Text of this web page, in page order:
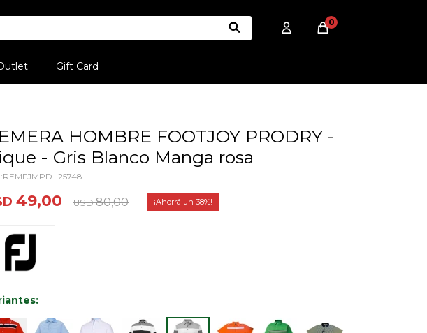
Gift Card
0
HOMBRE FOOTJOY PRODRY -
- Gris Blanco Manga rosa
REMFJMPD- 25748
49,00 USD 80,00 38